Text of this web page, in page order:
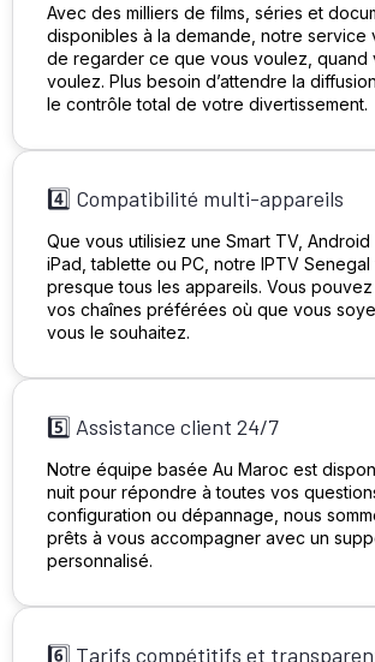
Avec des milliers de films, séries et
disponibles à la demande, notre service
de regarder ce que vous voulez, quand
voulez. Plus besoin d’attendre la
le contrôle total de votre divertissement.
4️⃣ Compatibilité multi-appareils
Que vous utilisiez une Smart TV, Android
iPad, tablette ou PC, notre IPTV
presque tous les appareils. Vous
vos chaînes préférées où que vous
vous le souhaitez.
5️⃣ Assistance client 24/7
Notre équipe basée Au Maroc est
nuit pour répondre à toutes vos
configuration ou dépannage, nous
prêts à vous accompagner avec un
personnalisé.
6️⃣ Tarifs compétitifs et